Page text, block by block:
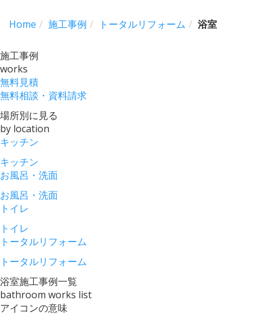
navigation
Home 施工事例 トータルリフォーム 浴室
施工事例
works
無料見積
無料相談・資料請求
場所別に見る
by location
キッチン
キッチン
お風呂・洗面
お風呂・洗面
トイレ
トイレ
トータルリフォーム
トータルリフォーム
浴室施工事例一覧
bathroom works list
アイコンの意味